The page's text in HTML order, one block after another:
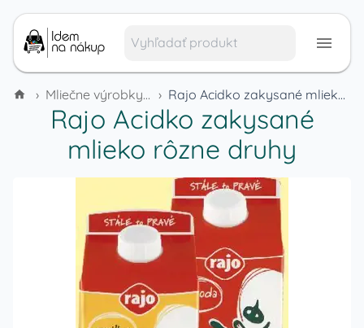
› Mliečne výrobky a vajcia › Rajo Acidko zakysané mlieko rôzne druhy
Rajo Acidko zakysané
mlieko rôzne druhy